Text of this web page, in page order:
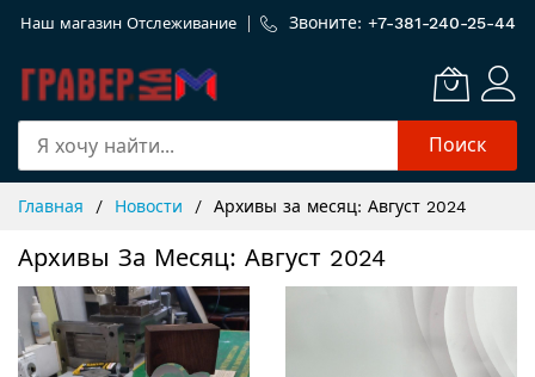
Наш магазин Отслеживание Звоните: +7-381-240-25-44
Поиск
Content
Главная Новости Архивы за месяц: Август 2024
Архивы За Месяц: Август 2024